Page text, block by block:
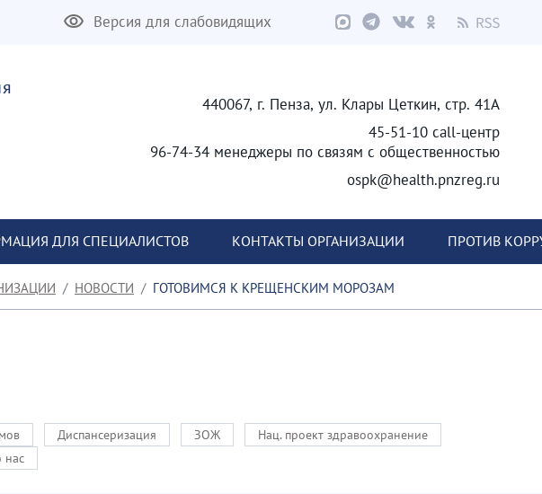
Версия для слабовидящих
440067, г. Пенза, ул. Клары Цеткин, стр. 41А
45-51-10 call-центр
96-74-34 менеджеры по связям с общественностью
ospk@health.pnzreg.ru
ДЛЯ СПЕЦИАЛИСТОВ КОНТАКТЫ ОРГАНИЗАЦИИ ПРОТИВ
НОВОСТИ ГОТОВИМСЯ К КРЕЩЕНСКИМ МОРОЗАМ
Диспансеризация ЗОЖ
Нац. проект здравоохранение